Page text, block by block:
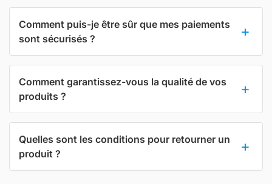
Comment puis-je être sûr que mes paiements
sont sécurisés ?
Comment garantissez-vous la qualité de vos
produits ?
Quelles sont les conditions pour retourner un
produit ?